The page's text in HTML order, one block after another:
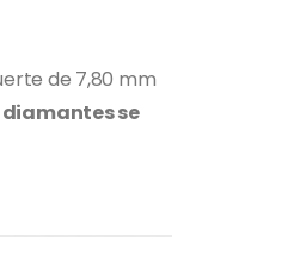
de 7,80 mm
se